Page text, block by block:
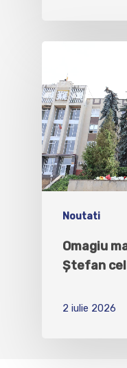
Noutati
Omagiu
Ștefan
2 iulie 2026